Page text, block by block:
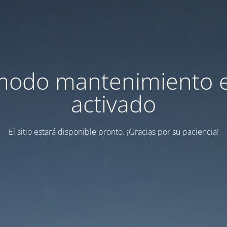
mantenimiento
activado
El sitio estará disponible pronto. ¡Gracias por su paciencia!